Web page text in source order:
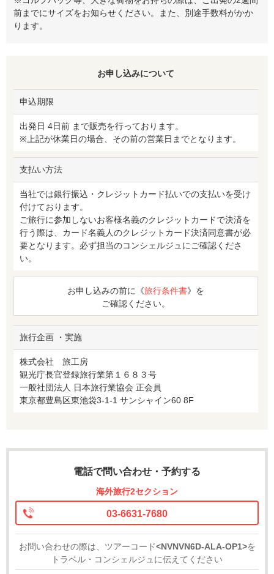
前までにサイズをお知らせください。また、別途手数料がかか
ります。
お申し込みについて
申込期限
出発日 4日前 まで販売を行っております。
※上記が休業日の場合、その前の営業日までとなります。
支払い方法
当社では銀行振込・クレジットカード払いでの支払いを受け
付けております。
ご旅行に参加しないお客様名義のクレジットカードで決済を
行う際は、カード名義人のクレジットカード決済同意書が必
要となります。必ず担当のコンシェルジュにご確認くださ
い。
お申し込みの前に《旅行条件書》を
ご確認ください。
旅行企画 ・実施
株式会社 旅工房
観光庁長官登録旅行業第１６８３号
一般社団法人 日本旅行業協会 正会員
東京都豊島区東池袋3-1-1 サンシャイン60 8F
電話で問い合わせ・予約する
海外旅行2セクション
03-6631-7680
お問い合わせの際は、ツアーコード<NVNVN6D-ALA-OP1>を
トラベル・コンシェルジュに伝えてください